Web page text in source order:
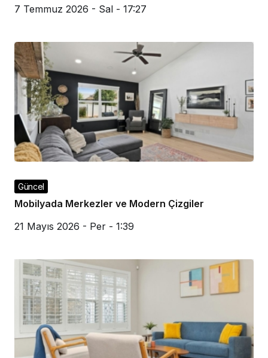
7 Temmuz 2026 - Sal - 17:27
Güncel
Mobilyada Merkezler ve Modern Çizgiler
21 Mayıs 2026 - Per - 1:39